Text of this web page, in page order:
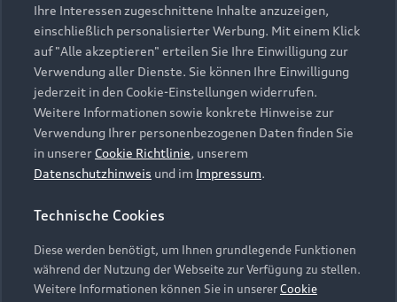
Elektromodelle
Plug-in-Hybride
Gebrauchtwagensuche
Gebrauchtwagen
Finanzierung
Aktionen & Angebote
Geschäftskunden
Saisonale Angebote
Audi Services
Garantie
Audi digital services
myAudi
Support
Kundenservice
Händlersuche
Audi Code
Online-Terminvereinbarung
Über Audi
Unternehmen
Karriere
Investor Relations
Presse & Media Center
Datenschutz
Impressum Rechtliches
Hinweisgebersystem
Datenschutzinformation
Cookie-Einstellungen
Ihre Interessen zugeschnittene Inhalte anzuzeigen,
einschließlich personalisierter Werbung. Mit einem Klick
auf "Alle akzeptieren" erteilen Sie Ihre Einwilligung zur
Verwendung aller Dienste. Sie können Ihre Einwilligung
jederzeit in den Cookie-Einstellungen widerrufen.
Weitere Informationen sowie konkrete Hinweise zur
Verwendung Ihrer personenbezogenen Daten finden Sie
in unserer Cookie Richtlinie, unserem
Datenschutzhinweis und im Impressum.
Technische Cookies
Diese werden benötigt, um Ihnen grundlegende Funktionen
während der Nutzung der Webseite zur Verfügung zu stellen.
Weitere Informationen können Sie in unsererCookie